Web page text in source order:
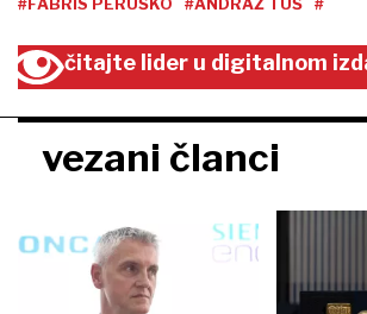
čitajte lider u digitalnom
vezani članci